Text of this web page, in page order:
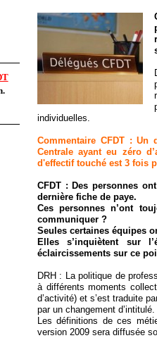
individuelles.
Commentaire CFDT :
Centrale ayant eu zéro
d'effectif touché est 3 fois
CFDT : Des personnes
dernière fiche de paye.
Ces personnes n’ont
communiquer ?
Seules certaines équipes
Elles s’inquiètent sur
éclaircissements sur ce
DRH : La politique de
à différents moments
d’activité) et s’est traduite
par un changement d’intitulé.
Les définitions de ces
version 2009 sera diffusée